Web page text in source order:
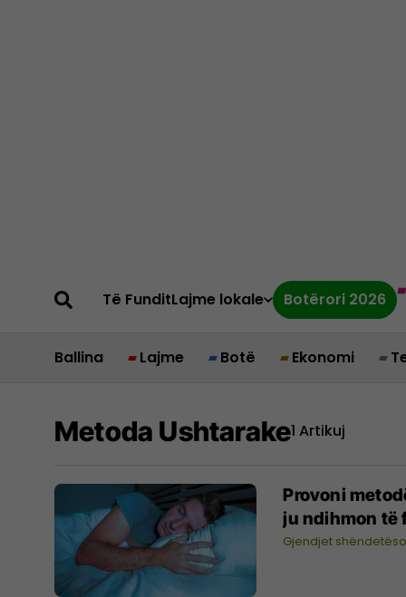
Të FunditLajme lokale Botërori 2026
Ballina Lajme Botë Ekonomi
Metoda Ushtarake1 Artikuj
Provoni
ju ndihmon të
Gjendjet